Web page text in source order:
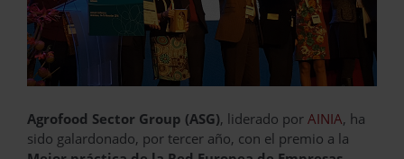
Agrofood Sector Group (ASG), liderado por AINIA, ha
sido galardonado, por tercer año, con el premio a la